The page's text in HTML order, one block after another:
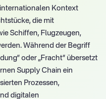
Kontext
die mit
Schiffen, Flugzeugen,
Während der Begriff
oder „Fracht“ übersetzt
Supply Chain ein
Prozessen,
digitalen